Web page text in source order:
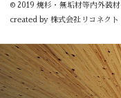
©2019 焼杉・無垢材等内外装
created by株式会社リコネクト